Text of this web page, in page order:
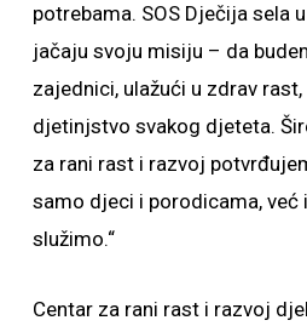
potrebama. SOS Dječija sela
jačaju svoju misiju – da
zajednici, ulažući u zdrav
djetinjstvo svakog djeteta.
za rani rast i razvoj
samo djeci i porodicama, već
služimo.“
Centar za rani rast i razvoj